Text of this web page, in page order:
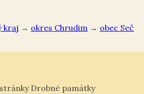
kraj → okres Chrudim → Seč
Drobné památky